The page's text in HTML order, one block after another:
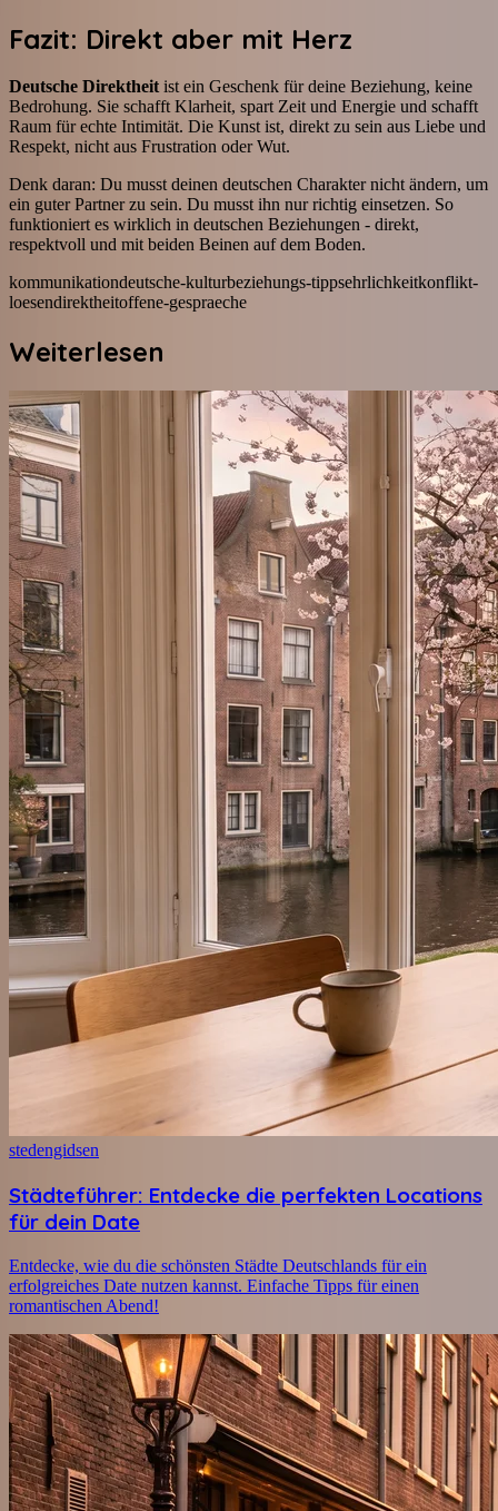
Fazit: Direkt aber mit Herz
Deutsche Direktheitist ein Geschenk für deine Beziehung, keine
Bedrohung. Sie schafft Klarheit, spart Zeit und Energie und schafft
Raum für echte Intimität. Die Kunst ist, direkt zu sein aus Liebe und
Respekt, nicht aus Frustration oder Wut.
Denk daran: Du musst deinen deutschen Charakter nicht ändern, um
ein guter Partner zu sein. Du musst ihn nur richtig einsetzen. So
funktioniert es wirklich in deutschen Beziehungen - direkt,
respektvoll und mit beiden Beinen auf dem Boden.
kommunikationdeutsche-kulturbeziehungs-tippsehrlichkeitkonflikt-
loesendirektheitoffene-gespraeche
Weiterlesen
stedengidsen
Städteführer: Entdecke die perfekten Locations
für dein Date
Entdecke, wie du die schönsten Städte Deutschlands für ein
erfolgreiches Date nutzen kannst. Einfache Tipps für einen
romantischen Abend!